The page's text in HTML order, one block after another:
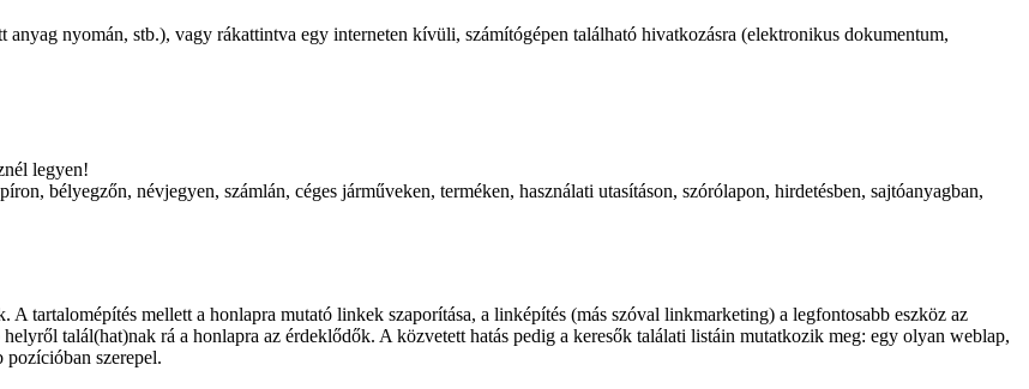
nyomán, stb.), vagy rákattintva egy interneten kívüli, számítógépen található hivatkozásra (elektronikus dokumentum,
legyen!
bélyegzőn, névjegyen, számlán, céges járműveken, terméken, használati utasításon, szórólapon, hirdetésben, sajtóanyagban,
tartalomépítés mellett a honlapra mutató linkek szaporítása, a linképítés (más szóval linkmarketing) a legfontosabb eszköz az
talál(hat)nak rá a honlapra az érdeklődők. A közvetett hatás pedig a keresők találati listáin mutatkozik meg: egy olyan weblap,
szerepel.